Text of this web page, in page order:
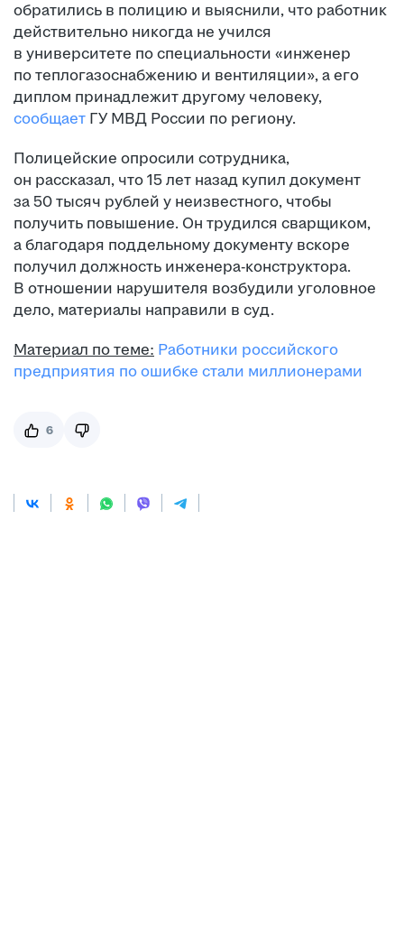
обратились в полицию и выяснили, что работник
действительно никогда не учился
в университете по специальности «инженер
по теплогазоснабжению и вентиляции», а его
диплом принадлежит другому человеку,
сообщает ГУ МВД России по региону.
Полицейские опросили сотрудника,
он рассказал, что 15 лет назад купил документ
за 50 тысяч рублей у неизвестного, чтобы
получить повышение. Он трудился сварщиком,
а благодаря поддельному документу вскоре
получил должность инженера-конструктора.
В отношении нарушителя возбудили уголовное
дело, материалы направили в суд.
Материал по теме: Работники российского
предприятия по ошибке стали миллионерами
6